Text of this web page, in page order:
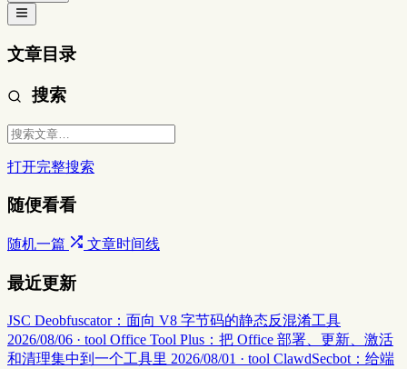
文章目录
搜索
打开完整搜索
随便看看
随机一篇 文章时间线
最近更新
JSC Deobfuscator：面向 V8 字节码的静态反混淆工具
2026/08/06 · tool Office Tool Plus：把 Office 部署、更新、激活
和清理集中到一个工具里 2026/08/01 · tool ClawdSecbot：给端